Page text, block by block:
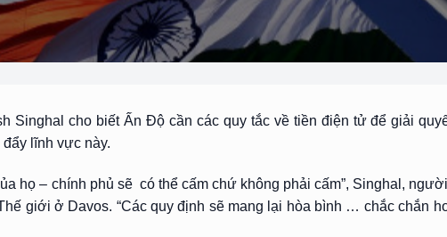
Singhal cho biết Ấn Độ cần các quy tắc về tiền điện tử để giải
lĩnh vực này.
họ – chính phủ sẽ có thể cấm chứ không phải cấm”, Singhal,
giới ở Davos. “Các quy định sẽ mang lại hòa bình … chắc chắn